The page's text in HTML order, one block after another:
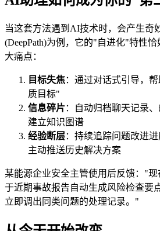
当这套方法遇到AI技术时，会产生奇
(DeepPath)为例，它的"自进化"特性
大痛点：
目标失焦：通过对话式引导，
质目标"
信息碎片：自动归档聊天记录
建立知识图谱
经验断层：持续追踪问题改进
主动推送历史解决方案
某能源企业安全主管使用后反馈："
于近期事故报告自动生成风险检查要
立即调出同类问题的处理记录。"